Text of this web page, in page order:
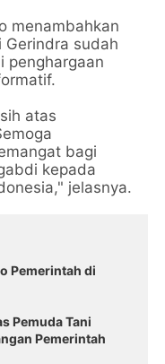
menambahkan
Gerindra sudah
penghargaan
atas
bagi
kepada
jelasnya.
Pemerintah di
Pemuda Tani
Pemerintah